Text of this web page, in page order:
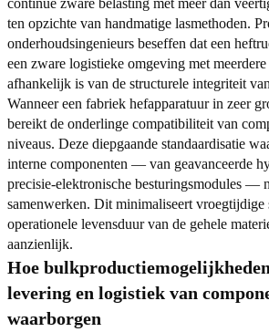
continue zware belasting met meer dan
ten opzichte van handmatige lasmethoden.
onderhoudsingenieurs beseffen dat een
een zware logistieke omgeving met
afhankelijk is van de structurele integriteit
Wanneer een fabriek hefapparatuur in zeer
bereikt de onderlinge compatibiliteit van
niveaus. Deze diepgaande standaardisatie
interne componenten — van geavanceerde
precisie-elektronische besturingsmodules —
samenwerken. Dit minimaliseert vroegtijdige
operationele levensduur van de gehele
aanzienlijk.
Hoe
levering en logistiek van
waarborgen